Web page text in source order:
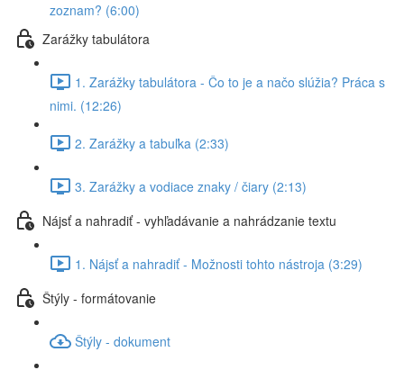
zoznam? (6:00)
Zarážky tabulátora
1. Zarážky tabulátora - Čo to je a načo slúžia? Práca s
nimi. (12:26)
2. Zarážky a tabuľka (2:33)
3. Zarážky a vodiace znaky / čiary (2:13)
Nájsť a nahradiť - vyhľadávanie a nahrádzanie textu
1. Nájsť a nahradiť - Možnosti tohto nástroja (3:29)
Štýly - formátovanie
Štýly - dokument